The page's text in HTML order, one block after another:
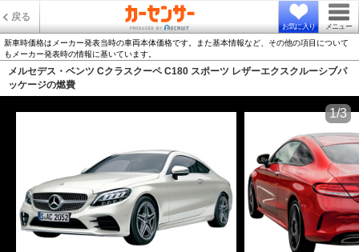
戻る
お気に入り メニュー
新車時価格はメーカー発表当時の車両本体価格です。また基本情報など、その他の項目について
もメーカー発表時の情報に基いています。
メルセデス・ベンツ Cクラスクーペ C180 スポーツ レザーエクスクルーシブパ
ッケージの燃費
1/3